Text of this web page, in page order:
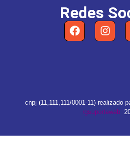
Redes
cnpj (11,111,111/0001-11) realizado
rgsuporteweb